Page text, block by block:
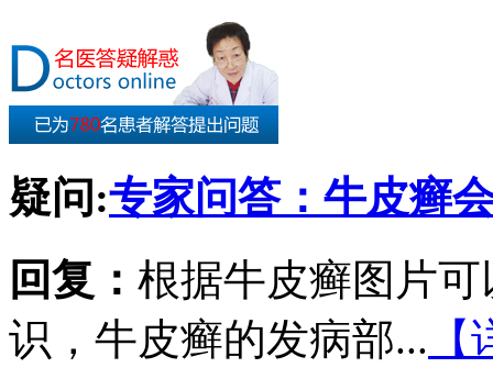
疑问:专家问答：牛皮癣
回复： 根据牛皮癣图片
识，牛皮癣的发病部...